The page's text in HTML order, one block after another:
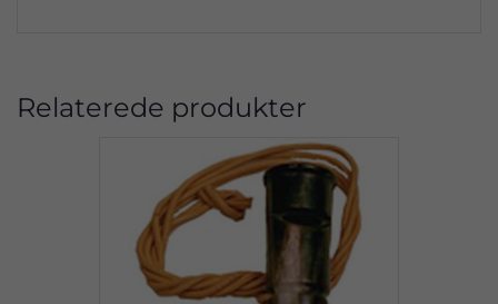
Relaterede produkter